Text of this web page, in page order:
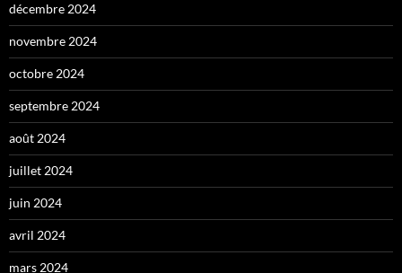
décembre 2024
novembre 2024
octobre 2024
septembre 2024
août 2024
juillet 2024
juin 2024
avril 2024
mars 2024